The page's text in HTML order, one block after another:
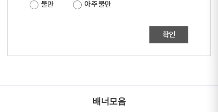
불만
아주 불만
확인
배너모음